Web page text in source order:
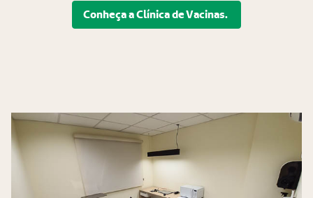
Conheça a Clínica de Vacinas.